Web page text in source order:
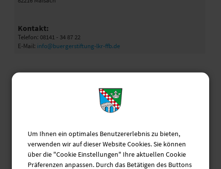
Kontakt:
Telefon: 08141 - 34 87 22
E-Mail: info@buergerstiftung-lkr-ffb.de
Olchinger-Maisacher Tafel der
Bürgerstiftung für den
Landkreis Fürstenfeldbruck,
Tafelladen Olching
Um Ihnen ein optimales Benutzererlebnis zu bieten,
verwenden wir auf dieser Website Cookies. Sie können
über die "Cookie Einstellungen" Ihre aktuellen Cookie
Präferenzen anpassen. Durch das Betätigen des Buttons